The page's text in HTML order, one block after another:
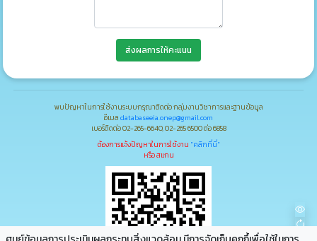
ส่งผลการให้คะแนน
พบปัญหาในการใช้งานระบบกรุณาติดต่อ กลุ่มงานวิชาการและฐานข้อมูล
อีเมล databaseeia.onep@gmail.com
เบอร์ติดต่อ 02-265-6640, 02-265 6500 ต่อ 6858
ต้องการแจ้งปัญหาในการใช้งาน "คลิกที่นี่"
หรือ สแกน